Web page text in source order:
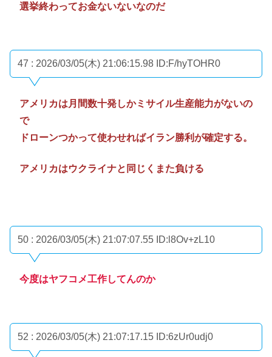
選挙終わってお金ないないなのだ
47 : 2026/03/05(木) 21:06:15.98 ID:F/hyTOHR0
アメリカは月間数十発しかミサイル生産能力がないの
で
ドローンつかって使わせればイラン勝利が確定する。
アメリカはウクライナと同じくまた負ける
50 : 2026/03/05(木) 21:07:07.55 ID:l8Ov+zL10
今度はヤフコメ工作してんのか
52 : 2026/03/05(木) 21:07:17.15 ID:6zUr0udj0